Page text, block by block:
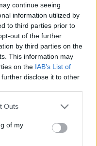
continue seeing
information utilized by
to third parties prior to
out of the further
by third parties on the
This information may
on the IAB’s List of
disclose it to other
Outs
of my
kifejezetten
azonban vételről
is lát fantáziát a
csak taktikai, a lépés
a Tesla árfolyama fél
Az elemző a
emelte a Tesla-
célár...